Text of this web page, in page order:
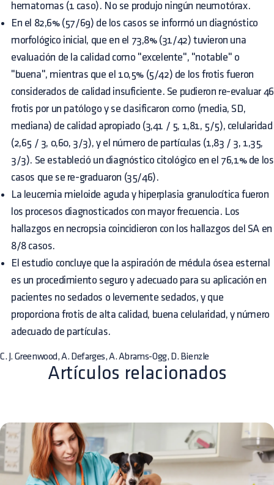
hematomas (1 caso). No se produjo ningún neumotórax.
En el 82,6% (57/69) de los casos se informó un diagnóstico
morfológico inicial, que en el 73,8% (31/42) tuvieron una
evaluación de la calidad como "excelente", "notable" o
"buena", mientras que el 10,5% (5/42) de los frotis fueron
considerados de calidad insuficiente. Se pudieron re-evaluar 46
frotis por un patólogo y se clasificaron como (media, SD,
mediana) de calidad apropiado (3,41 / 5, 1,81, 5/5), celularidad
(2,65 / 3, 0,60, 3/3), y el número de partículas (1,83 / 3, 1,35,
3/3). Se estableció un diagnóstico citológico en el 76,1% de los
casos que se re-graduaron (35/46).
La leucemia mieloide aguda y hiperplasia granulocítica fueron
los procesos diagnosticados con mayor frecuencia. Los
hallazgos en necropsia coincidieron con los hallazgos del SA en
8/8 casos.
El estudio concluye que la aspiración de médula ósea esternal
es un procedimiento seguro y adecuado para su aplicación en
pacientes no sedados o levemente sedados, y que
proporciona frotis de alta calidad, buena celularidad, y número
adecuado de partículas.
C. J. Greenwood, A. Defarges, A. Abrams-Ogg, D. Bienzle
Artículos relacionados